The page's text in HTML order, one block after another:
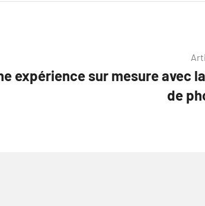
expérience sur mesure avec
de